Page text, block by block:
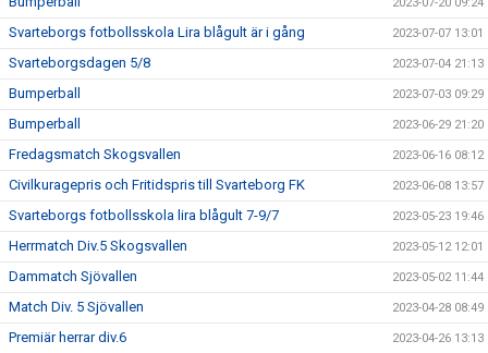
Svarteborgs fotbollsskola Lira blågult är i gång 2023-07-07 13:01
Svarteborgsdagen 5/8 2023-07-04 21:13
Bumperball 2023-07-03 09:29
Bumperball 2023-06-29 21:20
Fredagsmatch Skogsvallen 2023-06-16 08:12
Civilkuragepris och Fritidspris till Svarteborg FK 2023-06-08 13:57
Svarteborgs fotbollsskola lira blågult 7-9/7 2023-05-23 19:46
Herrmatch Div.5 Skogsvallen 2023-05-12 12:01
Dammatch Sjövallen 2023-05-02 11:44
Match Div. 5 Sjövallen 2023-04-28 08:49
Premiär herrar div.6 2023-04-26 13:13